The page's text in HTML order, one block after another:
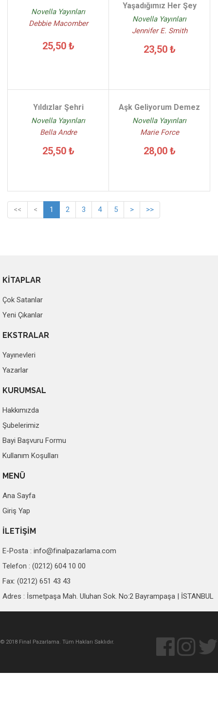
Novella Yayınları
Debbie Macomber
25,50 ₺
Yaşadığımız Her Şey
Novella Yayınları
Jennifer E. Smith
23,50 ₺
Yıldızlar Şehri
Novella Yayınları
Bella Andre
25,50 ₺
Aşk Geliyorum Demez
Novella Yayınları
Marie Force
28,00 ₺
<< < 1 2 3 4 5 > >>
KİTAPLAR
Çok Satanlar
Yeni Çıkanlar
EKSTRALAR
Yayınevleri
Yazarlar
KURUMSAL
Hakkımızda
Şubelerimiz
Bayi Başvuru Formu
Kullanım Koşulları
MENÜ
Ana Sayfa
Giriş Yap
İLETİŞİM
E-Posta : info@finalpazarlama.com
Telefon : (0212) 604 10 00
Fax: (0212) 651 43 43
Adres : İsmetpaşa Mah. Uluhan Sok. No:2 Bayrampaşa | İSTANBUL
© 2018 Final Pazarlama. Tüm Hakları Saklıdır.